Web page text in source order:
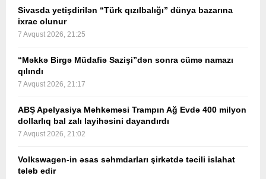
Sivasda yetişdirilən “Türk qızılbalığı” dünya bazarına
ixrac olunur
7 Avqust 2026, 21:25
“Məkkə Birgə Müdafiə Sazişi”dən sonra cümə namazı
qılındı
7 Avqust 2026, 21:17
ABŞ Apelyasiya Məhkəməsi Trampın Ağ Evdə 400 milyon
dollarlıq bal zalı layihəsini dayandırdı
7 Avqust 2026, 21:02
Volkswagen-in əsas səhmdarları şirkətdə təcili islahat
tələb edir